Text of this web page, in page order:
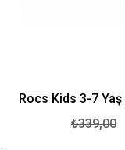
₺339,00